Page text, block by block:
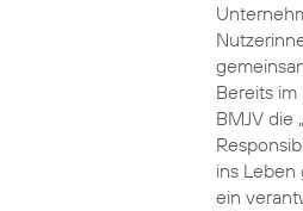
Bereits
BMJV die
ins Leben
ein